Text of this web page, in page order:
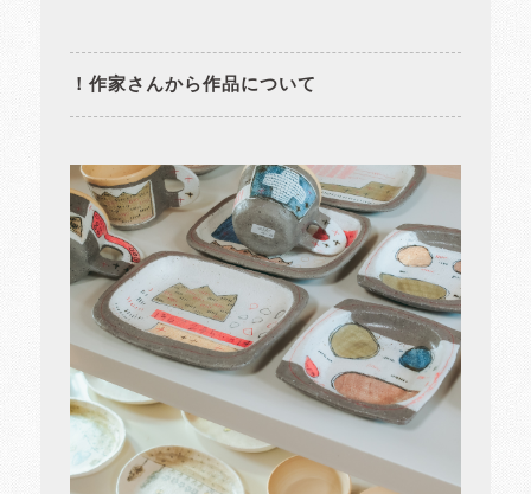
！作家さんから作品について